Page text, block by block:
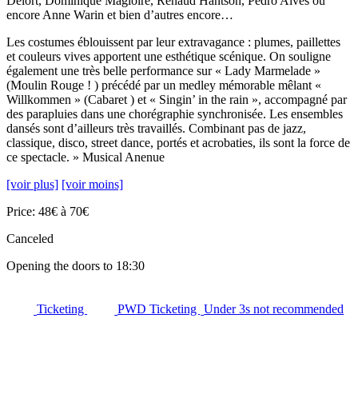
encore Anne Warin et bien d’autres encore…
Les costumes éblouissent par leur extravagance : plumes, paillettes
et couleurs vives apportent une esthétique scénique. On souligne
également une très belle performance sur « Lady Marmelade »
(Moulin Rouge ! ) précédé par un medley mémorable mêlant «
Willkommen » (Cabaret ) et « Singin’ in the rain », accompagné par
des parapluies dans une chorégraphie synchronisée. Les ensembles
dansés sont d’ailleurs très travaillés. Combinant pas de jazz,
classique, disco, street dance, portés et acrobaties, ils sont la force de
ce spectacle. » Musical Anenue
[voir plus] [voir moins]
Price: 48€ à 70€
Canceled
Opening the doors to 18:30
Ticketing PWD Ticketing Under 3s not recommended